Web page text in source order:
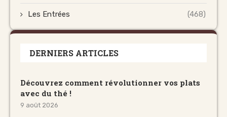
Les Entrées (468)
DERNIERS ARTICLES
Découvrez comment révolutionner vos plats
avec du thé !
9 août 2026